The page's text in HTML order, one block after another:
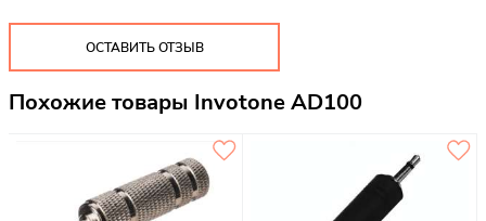
ОСТАВИТЬ ОТЗЫВ
Похожие товары Invotone AD100